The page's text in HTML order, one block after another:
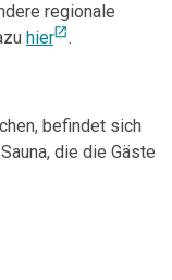
regionale
hieropen_in_new.
befindet sich
die die Gäste